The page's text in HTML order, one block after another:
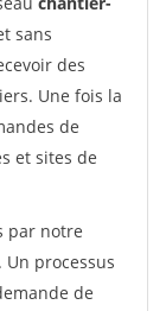
sans
des
Une fois la
de
et sites de
par notre
processus
de